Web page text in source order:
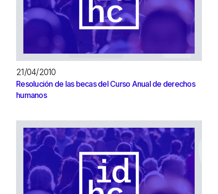
21/04/2010
Resolución de las becas del Curso Anual de derechos
humanos